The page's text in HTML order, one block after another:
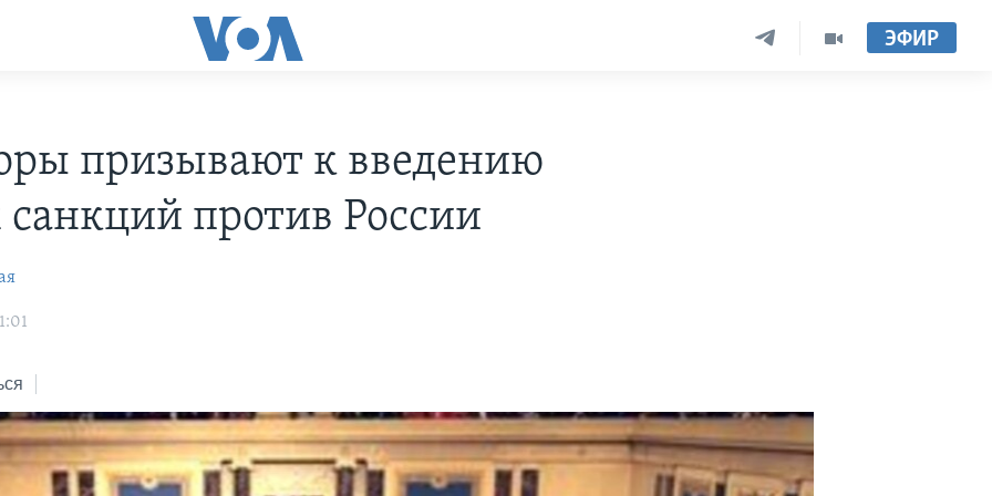
ЭФИР
призывают к введению
против России